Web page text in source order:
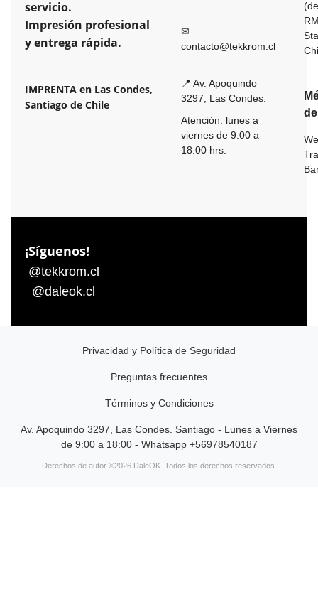
servicio.
Impresión profesional
y entrega rápida.
IMPRENTA en Las Condes,
Santiago de Chile
✉
contacto@tekkrom.cl
📍 Av. Apoquindo
3297, Las Condes.
Atención: lunes a
viernes de 9:00 a
18:00 hrs.
¡Síguenos!
@tekkrom.cl
@daleok.cl
Privacidad y Política de Seguridad
Preguntas frecuentes
Términos y Condiciones
Av. Apoquindo 3297, Las Condes. Santiago - Lunes a Viernes
de 9:00 a 18:00 - Whatsapp +56978540187
Derechos de autor ©2026 DaleOK. Todos los derechos reservados.